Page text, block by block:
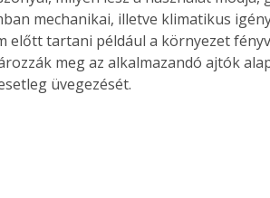
mechanikai, illetve klimatikus
előtt tartani például a környezet
meg az alkalmazandó ajtók
üvegezését.